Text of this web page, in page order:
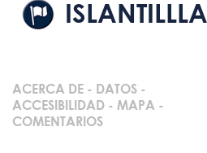
ISLANTILLLA
ACERCA DE - DATOS -
ACCESIBILIDAD - MAPA -
COMENTARIOS